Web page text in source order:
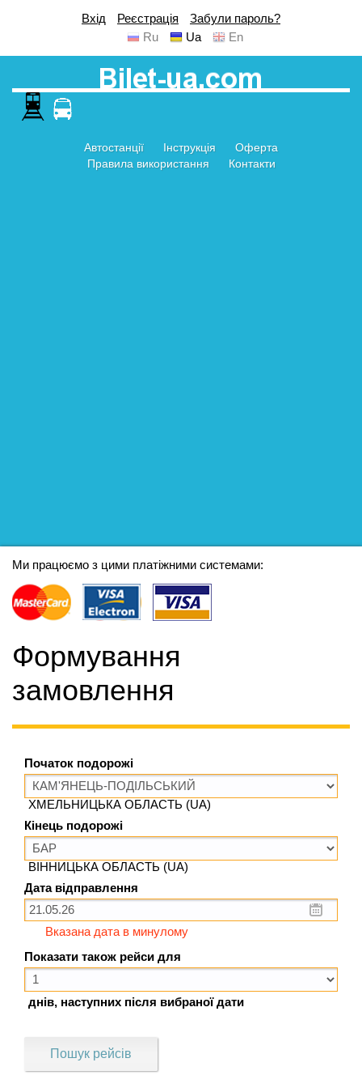
Вхід Реєстрація
Забули пароль?
Ru
Ua En
Автостанції Інструкція
Оферта
Правила використання
Контакти
Ми працюємо з цими платіжними системами:
Формування
замовлення
Початок подорожі
ХМЕЛЬНИЦЬКА ОБЛАСТЬ (UA)
Кінець подорожі
ВІННИЦЬКА ОБЛАСТЬ (UA)
Дата відправлення
Вказана дата в минулому
Показати також рейси для
днів, наступних після вибраної дати
Пошук рейсів